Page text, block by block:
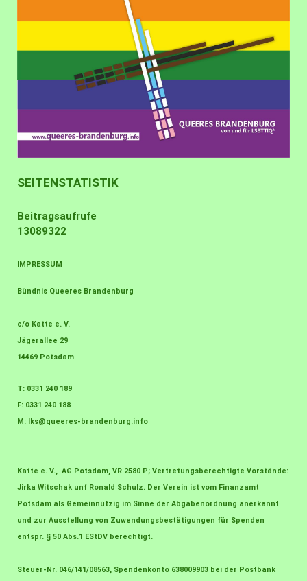
SEITENSTATISTIK
Beitragsaufrufe
13089322
IMPRESSUM
Bündnis Queeres Brandenburg
c/o Katte e. V.
Jägerallee 29
14469 Potsdam
T: 0331 240 189
F: 0331 240 188
M:
lks@queeres-brandenburg.info
Katte e. V., AG Potsdam, VR 2580 P; Vertretungsberechtigte Vorstände:
Jirka Witschak unf Ronald Schulz. Der Verein ist vom Finanzamt
Potsdam als Gemeinnützig im Sinne der Abgabenordnung anerkannt
und zur Ausstellung von Zuwendungsbestätigungen für Spenden
entspr. § 50 Abs.1 EStDV berechtigt.
Steuer-Nr. 046/141/08563, Spendenkonto 638009903 bei der Postbank